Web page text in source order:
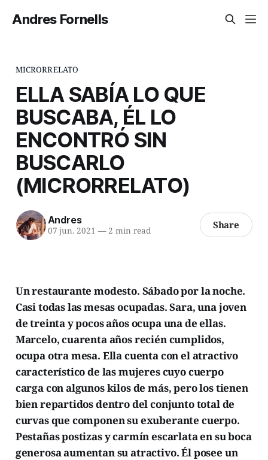
Andres Fornells
MICRORRELATO
ELLA SABÍA LO QUE
BUSCABA, ÉL LO
ENCONTRÓ SIN
BUSCARLO
(MICRORRELATO)
Andres
07 jun. 2021 —2 min read Share
Un restaurante modesto. Sábado por la noche.
Casi todas las mesas ocupadas. Sara, una joven
de treinta y pocos años ocupa una de ellas.
Marcelo, cuarenta años recién cumplidos,
ocupa otra mesa. Ella cuenta con el atractivo
característico de las mujeres cuyo cuerpo
carga con algunos kilos de más, pero los tienen
bien repartidos dentro del conjunto total de
curvas que componen su exuberante cuerpo.
Pestañas postizas y carmín escarlata en su boca
generosa aumentan su atractivo. Él posee un